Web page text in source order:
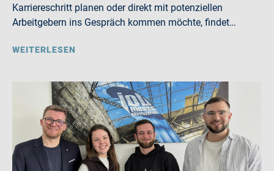
Karriereschritt planen oder direkt mit potenziellen
Arbeitgebern ins Gespräch kommen möchte, findet…
WEITERLESEN